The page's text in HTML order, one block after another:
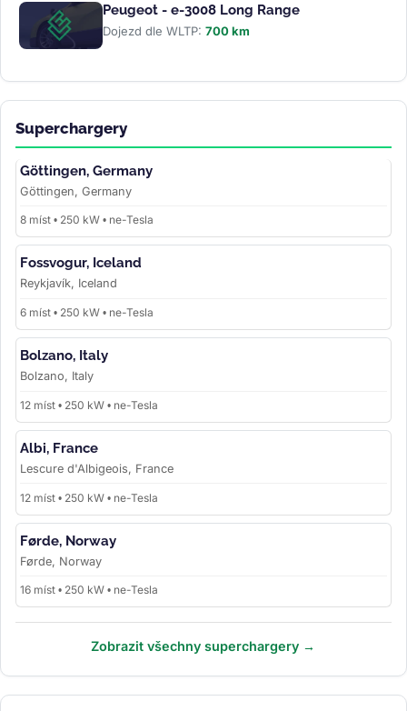
Peugeot - e-3008 Long Range
Dojezd dle WLTP: 700 km
Superchargery
Göttingen, Germany
Göttingen, Germany
8 míst • 250 kW • ne-Tesla
Fossvogur, Iceland
Reykjavík, Iceland
6 míst • 250 kW • ne-Tesla
Bolzano, Italy
Bolzano, Italy
12 míst • 250 kW • ne-Tesla
Albi, France
Lescure d'Albigeois, France
12 míst • 250 kW • ne-Tesla
Førde, Norway
Førde, Norway
16 míst • 250 kW • ne-Tesla
Zobrazit všechny superchargery →